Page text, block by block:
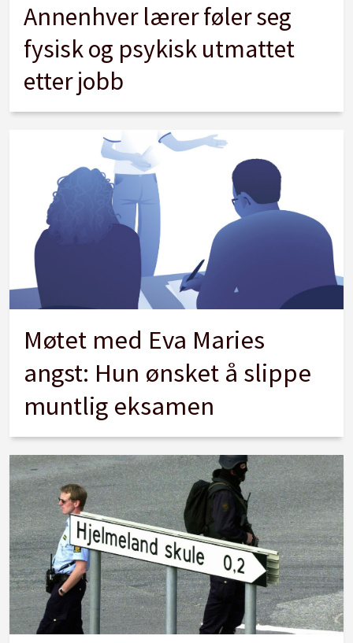
Annenhver lærer føler seg
fysisk og psykisk utmattet
etter jobb
Møtet med Eva Maries
angst: Hun ønsket å slippe
muntlig eksamen